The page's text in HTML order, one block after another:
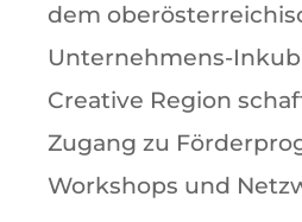
dem
Unternehmens-
Creative Region
Zugang zu
Workshops und